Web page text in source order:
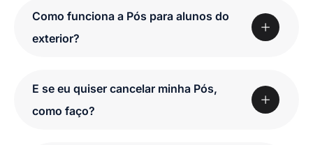
Como funciona a Pós para alunos do
exterior?
E se eu quiser cancelar minha Pós,
como faço?